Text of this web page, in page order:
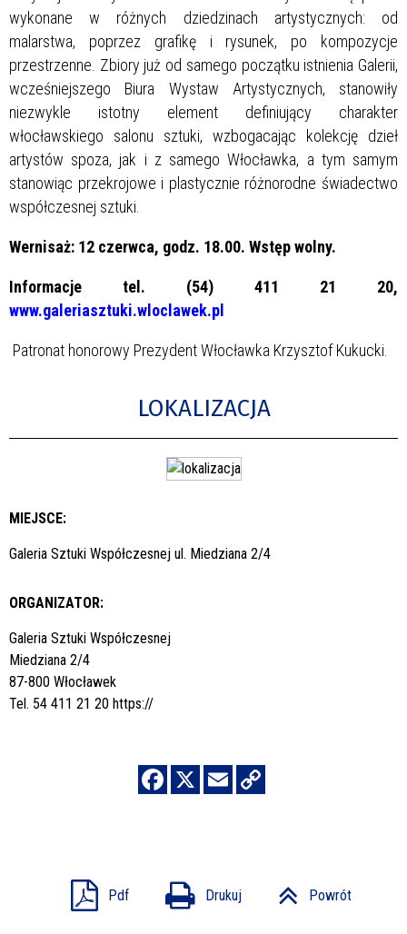
wykonane w różnych dziedzinach artystycznych: od
malarstwa, poprzez grafikę i rysunek, po kompozycje
przestrzenne. Zbiory już od samego początku istnienia Galerii,
wcześniejszego Biura Wystaw Artystycznych, stanowiły
niezwykle istotny element definiujący charakter
włocławskiego salonu sztuki, wzbogacając kolekcję dzieł
artystów spoza, jak i z samego Włocławka, a tym samym
stanowiąc przekrojowe i plastycznie różnorodne świadectwo
współczesnej sztuki.
Wernisaż: 12 czerwca, godz. 18.00. Wstęp wolny.
Informacje tel. (54) 411 21 20,
www.galeriasztuki.wloclawek.pl
Patronat honorowy Prezydent Włocławka Krzysztof Kukucki.
LOKALIZACJA
MIEJSCE:
Galeria Sztuki Współczesnej ul. Miedziana 2/4
ORGANIZATOR:
Galeria Sztuki Współczesnej
Miedziana 2/4
87-800 Włocławek
Tel. 54 411 21 20 https://
Pdf Drukuj Powrót